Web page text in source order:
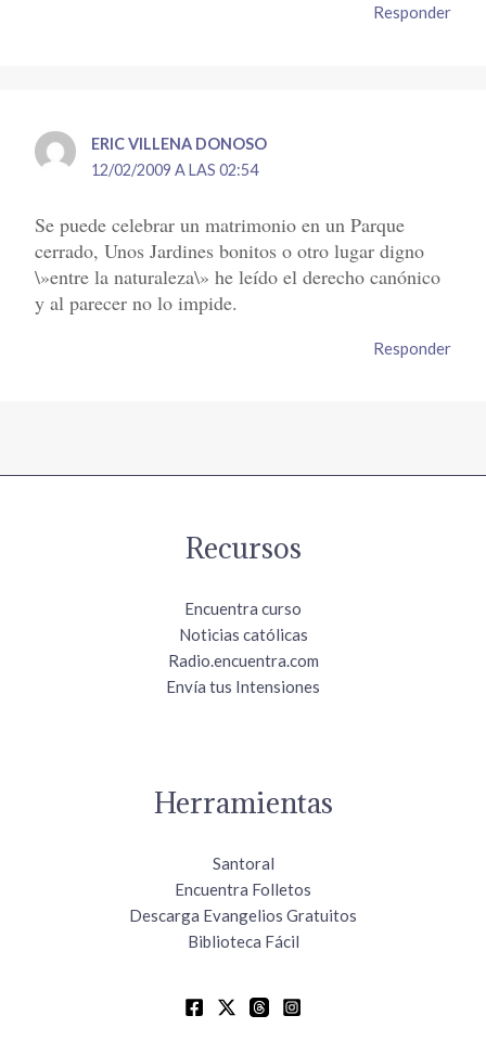
Responder
ERIC VILLENA DONOSO
12/02/2009 A LAS 02:54
Se puede celebrar un matrimonio en un Parque
cerrado, Unos Jardines bonitos o otro lugar digno
\»entre la naturaleza\» he leído el derecho canónico
y al parecer no lo impide.
Responder
Recursos
Encuentra curso
Noticias católicas
Radio.encuentra.com
Envía tus Intensiones
Herramientas
Santoral
Encuentra Folletos
Descarga Evangelios Gratuitos
Biblioteca Fácil